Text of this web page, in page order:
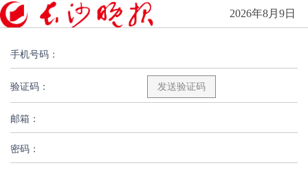
2026年8月9日
手机号码：
验证码：
邮箱：
密码：